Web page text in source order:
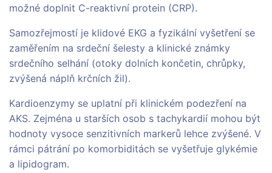
možné doplnit C-reaktivní protein (CRP).
Samozřejmostí je klidové EKG a fyzikální vyšetření se
zaměřením na srdeční šelesty a klinické známky
srdečního selhání (otoky dolních končetin, chrůpky,
zvýšená náplň krčních žil).
Kardioenzymy se uplatní při klinickém podezření na
AKS. Zejména u starších osob s tachykardií mohou být
hodnoty vysoce senzitivních markerů lehce zvýšené. V
rámci pátrání po komorbiditách se vyšetřuje glykémie
a lipidogram.